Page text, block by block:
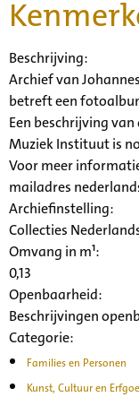
Beschrijving:
Archief van
betreft een
Een beschrijving
Muziek Instituut is
Voor meer
mailadres
Archiefinstelling:
Collecties
Omvang in m¹:
0,13
Openbaarheid:
Beschrijvingen
Categorie:
Families en Personen
Kunst, Cultuur en